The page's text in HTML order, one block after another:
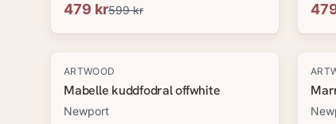
479 kr599 kr
-20%
ARTWOOD
Mabelle kuddfodral offwhite
Newport
-20%